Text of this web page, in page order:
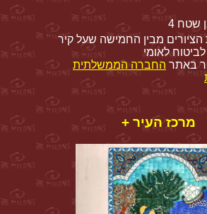
שטח 4
מבין החמישה שעל קיר
לאומי
באתר החברה הממשלתית
מרכז העיר +